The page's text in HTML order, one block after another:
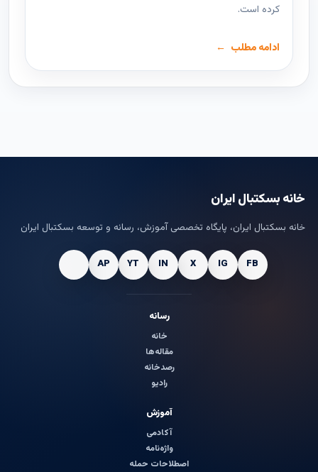
کرده است.
ادامه مطلب
خانه بسکتبال ایران
خانه بسکتبال ایران، پایگاه تخصصی آموزش، رسانه و توسعه بسکتبال ایران
رسانه
خانه
مقاله‌ها
رصدخانه
رادیو
آموزش
آکادمی
واژه‌نامه
اصطلاحات حمله